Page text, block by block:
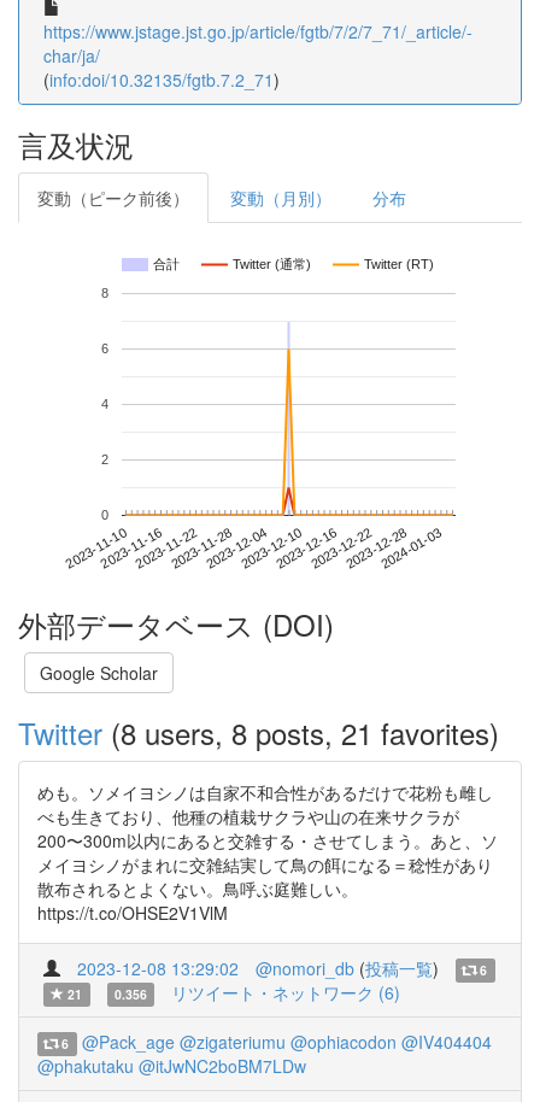
https://www.jstage.jst.go.jp/article/fgtb/7/2/7_71/_article/-
char/ja/
(info:doi/10.32135/fgtb.7.2_71)
言及状況
変動（ピーク前後） 変動（月別） 分布
合計 Twitter (通常) Twitter (RT)
2023-11-102023-11-162023-11-222023-11-282023-12-042023-12-102023-12-162023-12-222023-12-282024-01-03
0
2
4
6
8
外部データベース (DOI)
Google Scholar
Twitter (8 users, 8 posts, 21 favorites)
めも。ソメイヨシノは自家不和合性があるだけで花粉も雌し
べも生きており、他種の植栽サクラや山の在来サクラが
200〜300m以内にあると交雑する・させてしまう。あと、ソ
メイヨシノがまれに交雑結実して鳥の餌になる＝稔性があり
散布されるとよくない。鳥呼ぶ庭難しい。
https://t.co/OHSE2V1VlM
2023-12-08 13:29:02 @nomori_db (投稿一覧)
6
21
0.356 リツイート・ネットワーク (6)
6 @Pack_age @zigateriumu @ophiacodon @IV404404
@phakutaku @itJwNC2boBM7LDw